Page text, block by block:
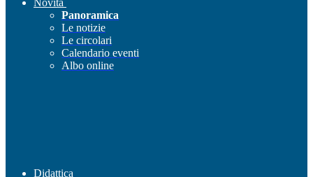
Novità
Panoramica
Le notizie
Le circolari
Calendario eventi
Albo online
Didattica